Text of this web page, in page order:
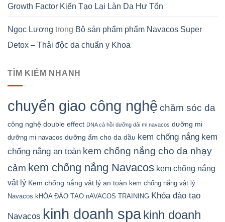
Growth Factor Kiến Tạo Lại Làn Da Hư Tổn
Ngọc Lương trong Bộ sản phẩm phẩm Navacos Super
Detox – Thải độc da chuẩn y Khoa
TÌM KIẾM NHANH
chuyển giao công nghệ chăm sóc da
công nghệ double effect DNA cá hồi dưỡng dài mi navacos dưỡng mi
dưỡng mi navacos dưỡng ẩm cho da dầu kem chống nắng kem
chống nắng an toàn kem chống nắng cho da nhạy
cảm kem chống nắng Navacos kem chống nắng
vật lý Kem chống nắng vật lý an toàn kem chống nắng vật lý
Navacos kHÓA ĐÀO TẠO nAVACOS TRAINING Khóa đào tạo
Navacos kinh doanh spakinh doanh